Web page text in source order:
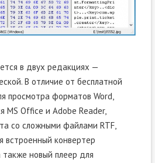
в двух редакциях —
В отличие от бесплатной
просмотра форматов Word,
MS Office и Adobe Reader,
со сложными файлами RTF,
встроенный конвертер
новый плеер для